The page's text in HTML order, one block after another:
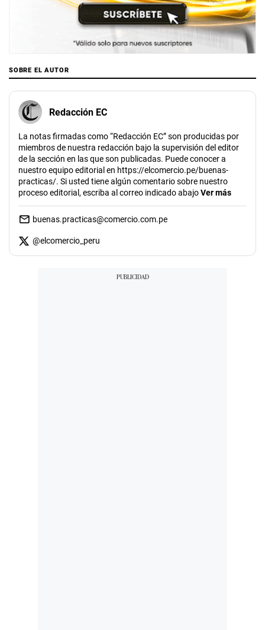
SOBRE EL AUTOR
Redacción EC
La notas firmadas como “Redacción EC” son producidas por
miembros de nuestra redacción bajo la supervisión del editor
de la sección en las que son publicadas. Puede conocer a
nuestro equipo editorial en https://elcomercio.pe/buenas-
practicas/. Si usted tiene algún comentario sobre nuestro
proceso editorial, escriba al correo indicado abajoVer más
buenas.practicas@comercio.com.pe
@elcomercio_peru